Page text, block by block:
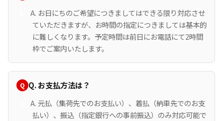
A. お日にちのご希望につきましてはできる限り対応させ
ていただきますが、お時間の指定につきましては基本的
に難しくなります。予定時間は前日にお電話にて2時間
枠でご案内いたします。
Q. お支払方法は？
A. 元払（集荷先でのお支払い）、着払（納車先でのお支
払い）、振込（指定銀行への事前振込）のみ対応可能で